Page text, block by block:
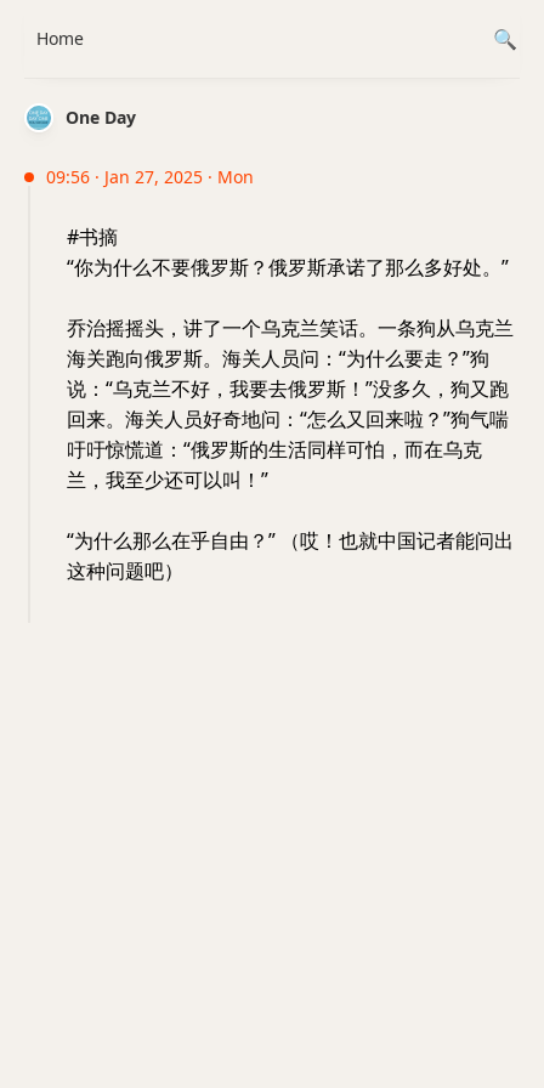
One Day
09:56 · Jan 27, 2025 · Mon
#书摘
“你为什么不要俄罗斯？俄罗斯承诺了那么多好处。”
乔治摇摇头，讲了一个乌克兰笑话。一条狗从乌克兰
海关跑向俄罗斯。海关人员问：“为什么要走？”狗
说：“乌克兰不好，我要去俄罗斯！”没多久，狗又跑
回来。海关人员好奇地问：“怎么又回来啦？”狗气喘
吁吁惊慌道：“俄罗斯的生活同样可怕，而在乌克
兰，我至少还可以叫！”
“为什么那么在乎自由？” （哎！也就中国记者能问出
这种问题吧）
Home